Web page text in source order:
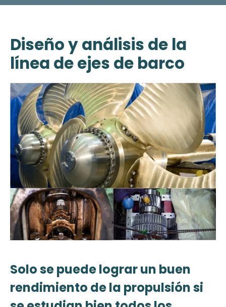
Diseño y análisis de la
línea de ejes de barco
Solo se puede lograr un buen
rendimiento de la propulsión si